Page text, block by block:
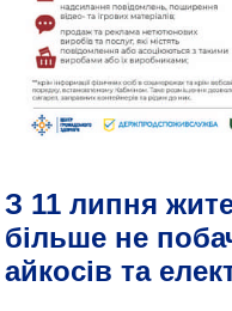
З 11 липня
більше не
айкосів та